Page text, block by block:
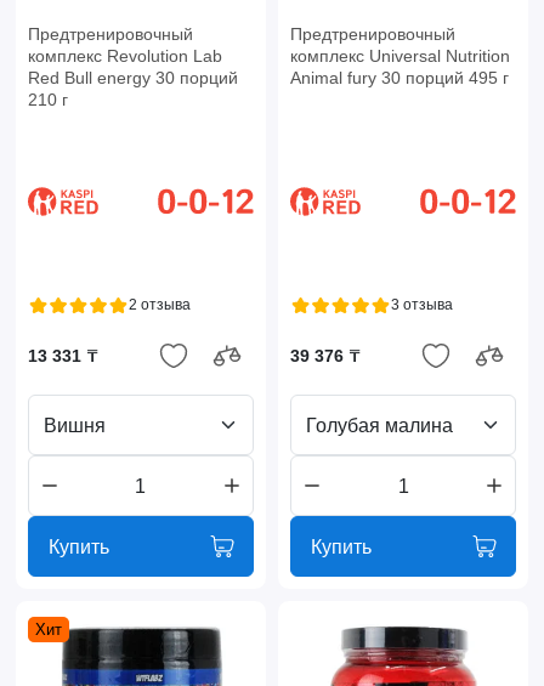
Предтренировочный
комплекс Revolution Lab
Red Bull energy 30 порций
210 г
2 отзыва
13 331 ₸
Вишня
Купить
Предтренировочный
комплекс Universal Nutrition
Animal fury 30 порций 495 г
3 отзыва
39 376 ₸
Голубая малина
Купить
Хит